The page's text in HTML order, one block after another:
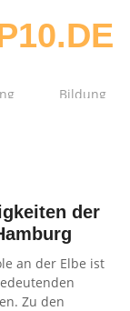
Bildung
der
an der Elbe ist
Zu den